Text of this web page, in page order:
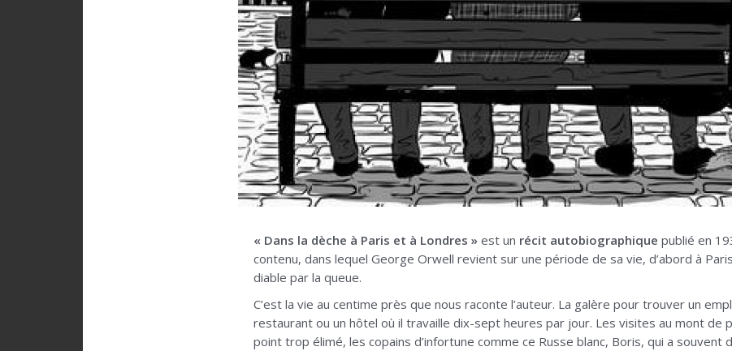
« Dans la dèche à Paris et à Londres » est un récit autobiographique publié en
contenu, dans lequel George Orwell revient sur une période de sa vie, d’abord à
diable par la queue.
C’est la vie au centime près que nous raconte l’auteur. La galère pour trouver un
restaurant ou un hôtel où il travaille dix-sept heures par jour. Les visites au mont de
point trop élimé, les copains d’infortune comme ce Russe blanc, Boris, qui a